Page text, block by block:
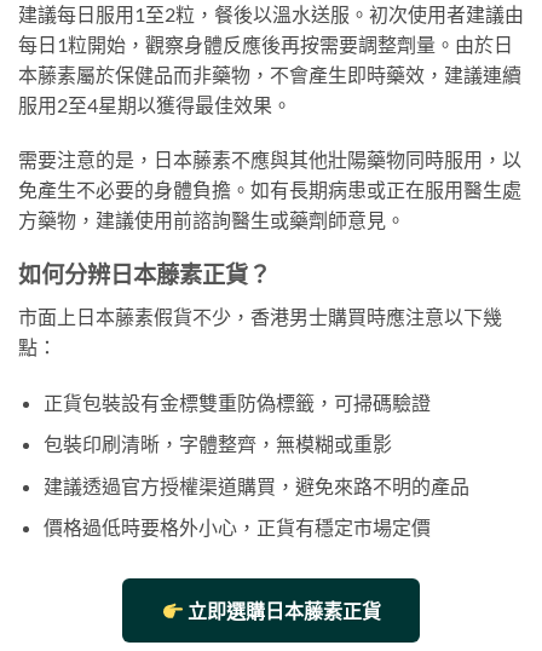
建議每日服用1至2粒，餐後以溫水送服。初次使用者建議由
每日1粒開始，觀察身體反應後再按需要調整劑量。由於日
本藤素屬於保健品而非藥物，不會產生即時藥效，建議連續
服用2至4星期以獲得最佳效果。
需要注意的是，日本藤素不應與其他壯陽藥物同時服用，以
免產生不必要的身體負擔。如有長期病患或正在服用醫生處
方藥物，建議使用前諮詢醫生或藥劑師意見。
如何分辨日本藤素正貨？
市面上日本藤素假貨不少，香港男士購買時應注意以下幾
點：
正貨包裝設有金標雙重防偽標籤，可掃碼驗證
包裝印刷清晰，字體整齊，無模糊或重影
建議透過官方授權渠道購買，避免來路不明的產品
價格過低時要格外小心，正貨有穩定市場定價
立即選購日本藤素正貨